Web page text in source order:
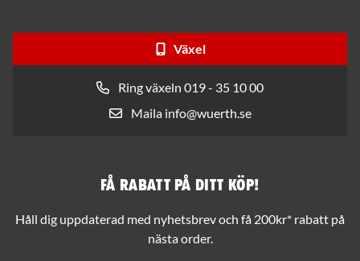
Växel
Ring växeln 019 - 35 10 00
Maila info@wuerth.se
Få rabatt på ditt köp!
Håll dig uppdaterad med nyhetsbrev och få 200kr* rabatt på
nästa order.